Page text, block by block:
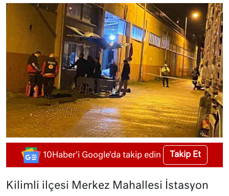
10Haber'i Google'da takip edin Takip Et
Kilimli ilçesi Merkez Mahallesi İstasyon